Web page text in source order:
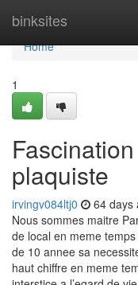
binksites
Home
Home
1
plaquiste
irvingv084ltj0 64 days
Nous sommes maitre
de local en meme
de 10 annee sa
haut chiffre en meme